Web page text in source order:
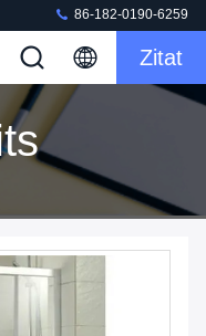
86-182-0190-6259
Zitat